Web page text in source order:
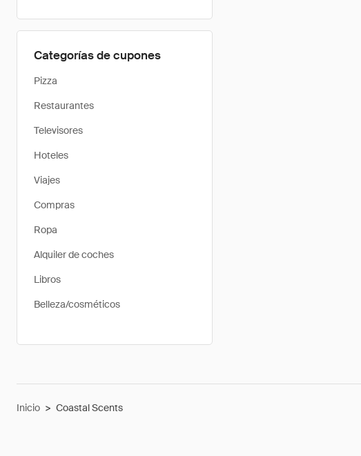
Categorías de cupones
Pizza
Restaurantes
Televisores
Hoteles
Viajes
Compras
Ropa
Alquiler de coches
Libros
Belleza/cosméticos
Inicio > Coastal Scents